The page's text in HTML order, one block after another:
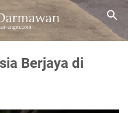
Berjaya di